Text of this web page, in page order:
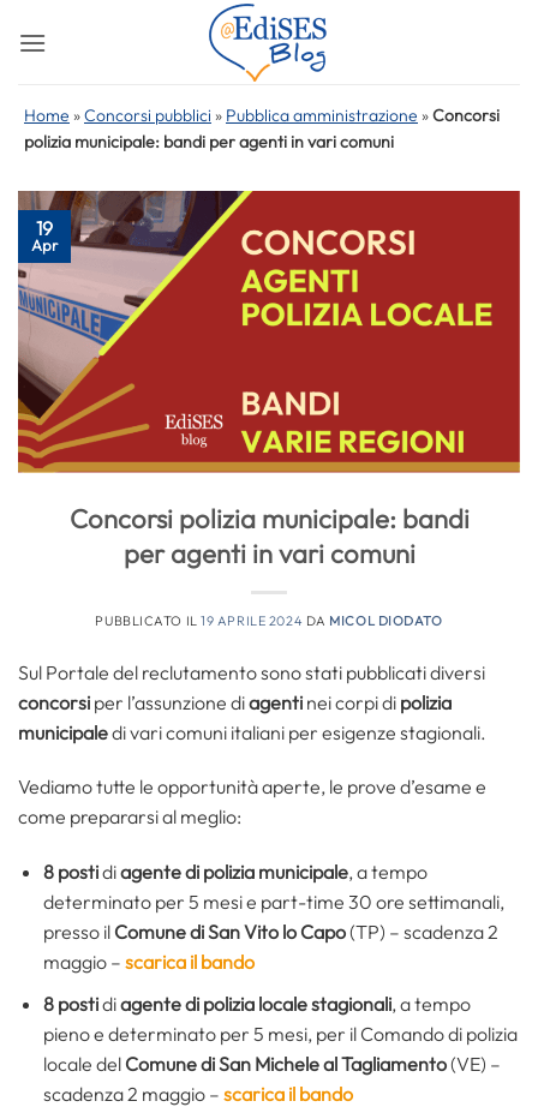
Home »Concorsi pubblici » Pubblica amministrazione »Concorsi
polizia municipale: bandi per agenti in vari comuni
19
Apr
Concorsi polizia municipale: bandi
per agenti in vari comuni
PUBBLICATO IL19 APRILE 2024 DA MICOL DIODATO
Sul Portale del reclutamento sono stati pubblicati diversi
concorsi per l’assunzione diagenti nei corpi di polizia
municipaledi vari comuni italiani per esigenze stagionali.
Vediamo tutte le opportunità aperte, le prove d’esame e
come prepararsi al meglio:
8 postidiagente di polizia municipale, a tempo
determinato per 5 mesi e part-time 30 ore settimanali,
presso il Comune di San Vito lo Capo(TP) – scadenza 2
maggio – scarica il bando
8 postidiagente di polizia localestagionali, a tempo
pieno e determinato per 5 mesi, per il Comando di polizia
locale del Comune di San Michele al Tagliamento(VE) –
scadenza 2 maggio – scarica il bando